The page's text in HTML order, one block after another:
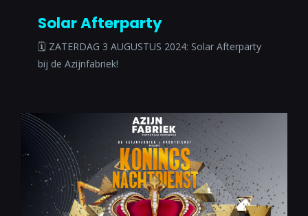
Solar Afterparty
🗓 ZATERDAG 3 AUGUSTUS 2024: Solar Afterparty
bij de Azijnfabriek!